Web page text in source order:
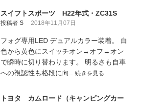
スイフトスポーツ H22年式・ZC31S
投稿者 S 2018年11月07日
フォグ専用LED デュアルカラー装着。 白
色から黄色にスイッチオン→オフ→オン
で瞬時に切り替わります。 明るさも自車
への視認性も格段に向.. 続きを見る
トヨタ カムロード（キャンピングカー